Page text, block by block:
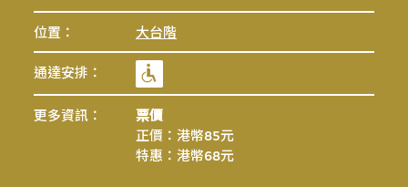
位置： 大台階
通達安排：
更多資訊： 票價
正價：港幣85元
特惠：港幣68元